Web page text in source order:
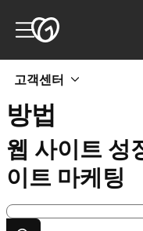
고객센터
방법
웹 사이트 성
이트 마케팅